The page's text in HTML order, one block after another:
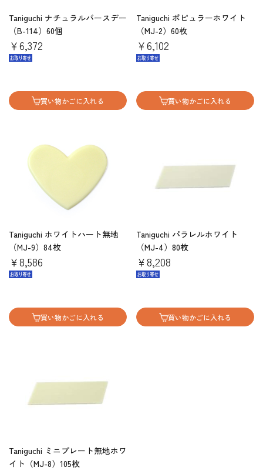
Taniguchi ナチュラルバースデー
（B-114）60個
￥6,372
買い物かごに入れる
Taniguchi ポピュラーホワイト
（MJ-2）60枚
￥6,102
買い物かごに入れる
Taniguchi ホワイトハート無地
（MJ-9）84枚
￥8,586
買い物かごに入れる
Taniguchi パラレルホワイト
（MJ-4）80枚
￥8,208
買い物かごに入れる
Taniguchi ミニプレート無地ホワ
イト（MJ-8）105枚